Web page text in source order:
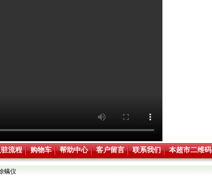
流程 购物车 帮助中心 客户留言 联系我们 本超市二维码
螨仪